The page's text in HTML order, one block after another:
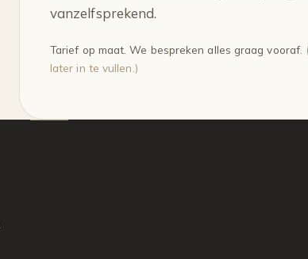
vanzelfsprekend.
Tarief op maat. We bespreken alles graag vooraf.
later in te vullen.)